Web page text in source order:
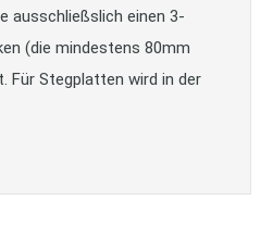
ausschließslich einen 3-
(die mindestens 80mm
Für Stegplatten wird in der